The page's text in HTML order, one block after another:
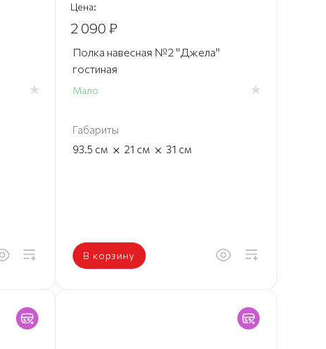
Цена:
2 090 ₽
Полка навесная №2 "Джела"
гостиная
Мало
Габариты
93.5 см × 21 см × 31 см
В корзину